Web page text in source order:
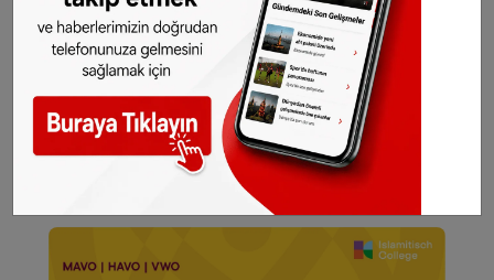
gelsin!Abone olmak için tıklayın
Sitemizde yayımlanan haberlerin her türlü
hakkıSONHABER.eu
’ya aittir. Haberin linki
kaynak olarak gösterilmeden alınan haberler
için hukuki işlem başlatılacaktır.